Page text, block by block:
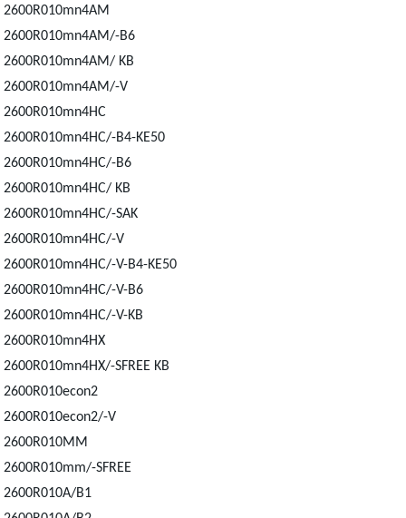
2600R010mn4AM
2600R010mn4AM/-B6
2600R010mn4AM/ KB
2600R010mn4AM/-V
2600R010mn4HC
2600R010mn4HC/-B4-KE50
2600R010mn4HC/-B6
2600R010mn4HC/ KB
2600R010mn4HC/-SAK
2600R010mn4HC/-V
2600R010mn4HC/-V-B4-KE50
2600R010mn4HC/-V-B6
2600R010mn4HC/-V-KB
2600R010mn4HX
2600R010mn4HX/-SFREE KB
2600R010econ2
2600R010econ2/-V
2600R010MM
2600R010mm/-SFREE
2600R010A/B1